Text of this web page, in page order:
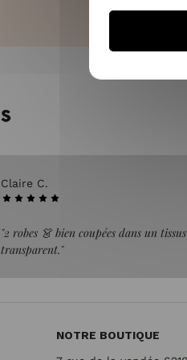
Claire C.
"2 robes 👗 bien coupées dans un
transparent."
NOTRE BOUTIQUE